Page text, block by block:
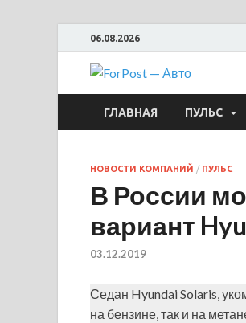
06.08.2026
ГЛАВНАЯ ПУЛЬС
НОВОСТИ КОМПАНИЙ / ПУЛЬС
В России
вариант
03.12.2019
Седан Hyundai Solaris,
на бензине, так и на